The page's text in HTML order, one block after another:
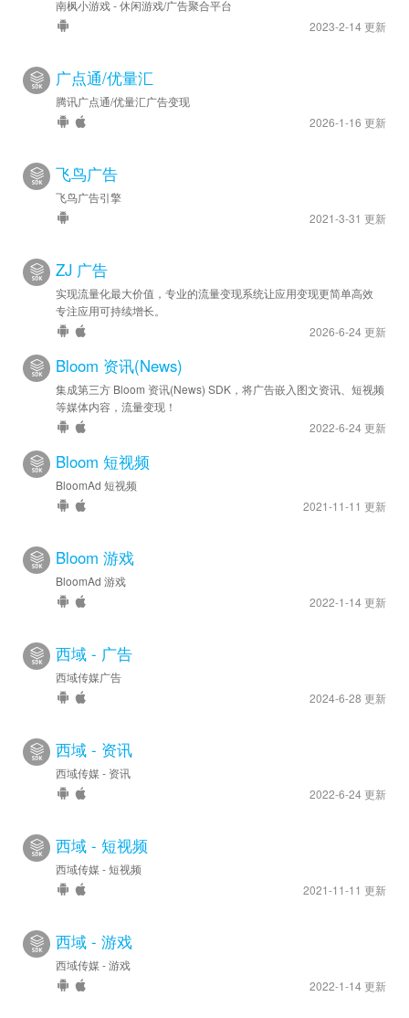
南枫小游戏 - 休闲游戏/广告聚合平台
2023-2-14 更新
广点通/优量汇
腾讯广点通/优量汇广告变现
2026-1-16 更新
飞鸟广告
飞鸟广告引擎
2021-3-31 更新
ZJ 广告
实现流量化最大价值，专业的流量变现系统让应用变现更简单高效
专注应用可持续增长。
2026-6-24 更新
Bloom 资讯(News)
集成第三方 Bloom 资讯(News) SDK，将广告嵌入图文资讯、短视频
等媒体内容，流量变现！
2022-6-24 更新
Bloom 短视频
BloomAd 短视频
2021-11-11 更新
Bloom 游戏
BloomAd 游戏
2022-1-14 更新
西域 - 广告
西域传媒广告
2024-6-28 更新
西域 - 资讯
西域传媒 - 资讯
2022-6-24 更新
西域 - 短视频
西域传媒 - 短视频
2021-11-11 更新
西域 - 游戏
西域传媒 - 游戏
2022-1-14 更新